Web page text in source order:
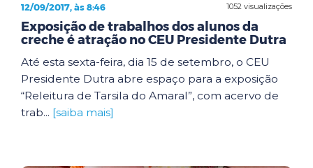
1052 visualizações
12/09/2017, às 8:46
Exposição de trabalhos dos alunos da
creche é atração no CEU Presidente Dutra
Até esta sexta-feira, dia 15 de setembro, o CEU
Presidente Dutra abre espaço para a exposição
“Releitura de Tarsila do Amaral”, com acervo de
trab... [saiba mais]